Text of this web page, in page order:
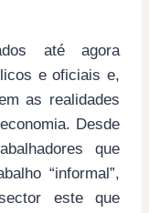
até agora
e oficiais e,
as realidades
Desde
que
“informal”,
este que